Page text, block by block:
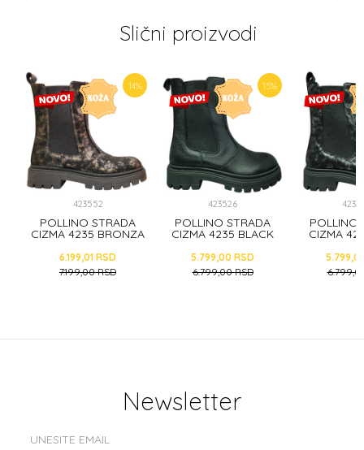
Slični proizvodi
14%
423552
POLLINO STRADA
CIZMA 4235 BRONZA
6.199,01 RSD
7.199,00RSD
15%
423526
POLLINO STRADA
CIZMA 4235 BLACK
5.799,00 RSD
6.799,00RSD
POLLINO
CIZMA
Newsletter